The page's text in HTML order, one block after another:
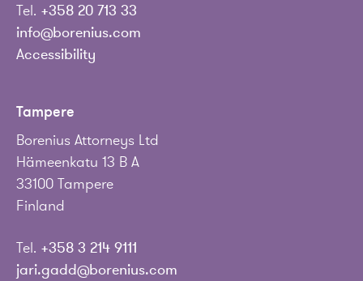
Tel. +358 20 713 33
info@borenius.com
Accessibility
Tampere
Borenius Attorneys Ltd
Hämeenkatu 13 B A
33100 Tampere
Finland
Tel. +358 3 214 9111
jari.gadd@borenius.com